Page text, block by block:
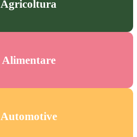
Agricoltura
Alimentare
Automotive